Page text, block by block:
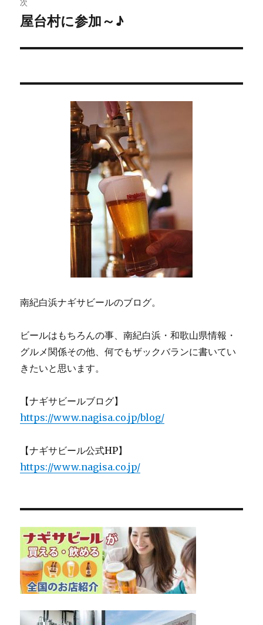
ゲ
ー
稿:
次
投
屋台村に参加～♪
南紀白浜ナギサビールのブログ。
ビールはもちろんの事、南紀白浜・和歌山県情報・
グルメ関係その他、何でもザックバランに書いてい
きたいと思います。
【ナギサビールブログ】
https://www.nagisa.co.jp/blog/
【ナギサビール公式HP】
https://www.nagisa.co.jp/